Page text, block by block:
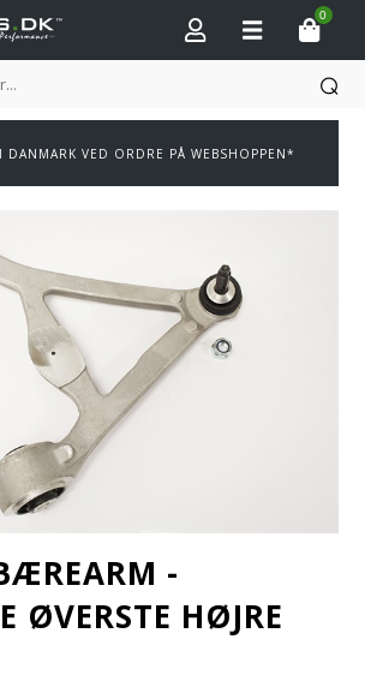
0
DANMARK VED ORDRE PÅ WEBSHOPPEN*
-
ØVERSTE HØJRE